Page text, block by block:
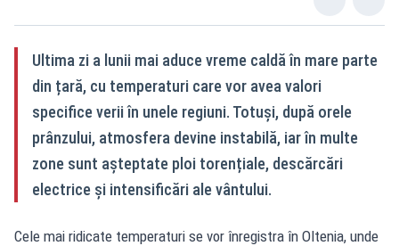
Ultima zi a lunii mai aduce vreme caldă în mare parte
din țară, cu temperaturi care vor avea valori
specifice verii în unele regiuni. Totuși, după orele
prânzului, atmosfera devine instabilă, iar în multe
zone sunt așteptate ploi torențiale, descărcări
electrice și intensificări ale vântului.
Cele mai ridicate temperaturi se vor înregistra în Oltenia, unde